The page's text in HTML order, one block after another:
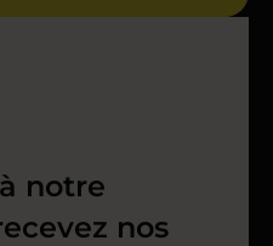
notre
nos